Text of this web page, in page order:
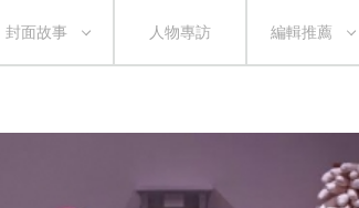
封面故事 人物專訪 編輯推薦